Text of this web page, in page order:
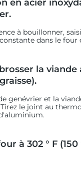
en acier
à bouillonner,
dans le four
la
genévrier et la
le joint au
à 302 ° F (150